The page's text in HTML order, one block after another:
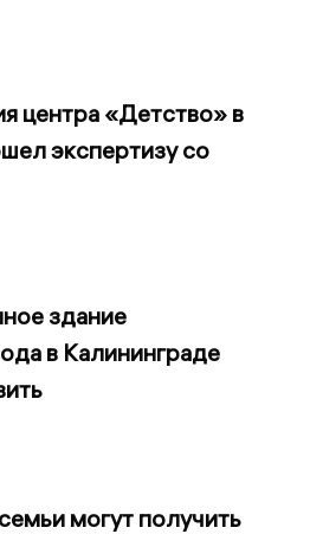
центра «Детство» в
экспертизу со
здание
в Калининграде
могут получить